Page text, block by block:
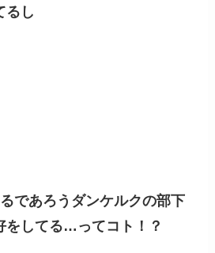
るし
であろうダンケルクの部下
をしてる…ってコト！？